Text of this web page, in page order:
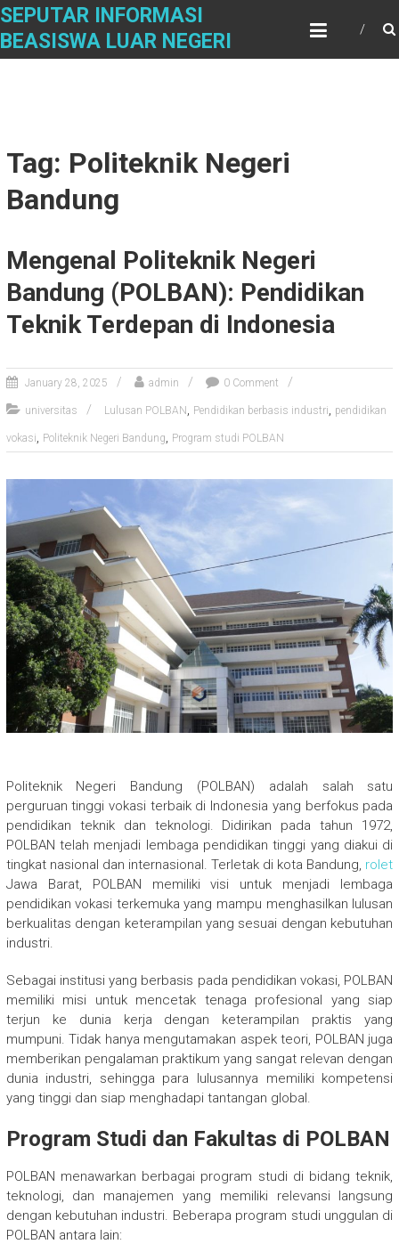
Skip
content
SEPUTAR INFORMASI
BEASISWA LUAR NEGERI
Tag: Politeknik Negeri
Bandung
Mengenal Politeknik Negeri
Bandung (POLBAN): Pendidikan
Teknik Terdepan di Indonesia
January 28, 2025 admin 0 Comment
universitas Lulusan POLBAN , Pendidikan berbasis industri, pendidikan
vokasi, Politeknik Negeri Bandung, Program studi POLBAN
Politeknik Negeri Bandung (POLBAN) adalah salah satu
perguruan tinggi vokasi terbaik di Indonesia yang berfokus pada
pendidikan teknik dan teknologi. Didirikan pada tahun 1972,
POLBAN telah menjadi lembaga pendidikan tinggi yang diakui di
tingkat nasional dan internasional. Terletak di kota Bandung, rolet
Jawa Barat, POLBAN memiliki visi untuk menjadi lembaga
pendidikan vokasi terkemuka yang mampu menghasilkan lulusan
berkualitas dengan keterampilan yang sesuai dengan kebutuhan
industri.
Sebagai institusi yang berbasis pada pendidikan vokasi, POLBAN
memiliki misi untuk mencetak tenaga profesional yang siap
terjun ke dunia kerja dengan keterampilan praktis yang
mumpuni. Tidak hanya mengutamakan aspek teori, POLBAN juga
memberikan pengalaman praktikum yang sangat relevan dengan
dunia industri, sehingga para lulusannya memiliki kompetensi
yang tinggi dan siap menghadapi tantangan global.
Program Studi dan Fakultas di POLBAN
POLBAN menawarkan berbagai program studi di bidang teknik,
teknologi, dan manajemen yang memiliki relevansi langsung
dengan kebutuhan industri. Beberapa program studi unggulan di
POLBAN antara lain: